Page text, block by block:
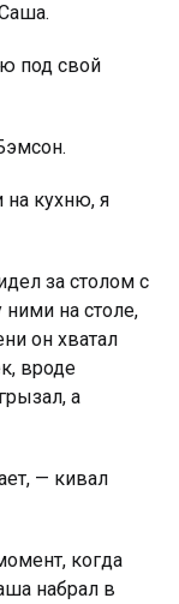
под свой
кухню, я
за столом с
на столе,
он хватал
вроде
а
— кивал
когда
набрал в